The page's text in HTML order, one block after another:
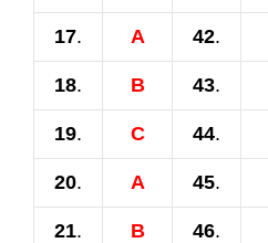
17. A 42.
18. B 43.
19. C 44.
20. A 45.
21. B 46.